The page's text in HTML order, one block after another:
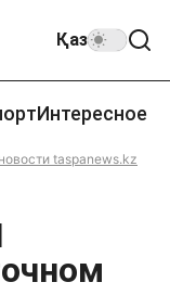
Қаз
Интересное
taspanews.kz